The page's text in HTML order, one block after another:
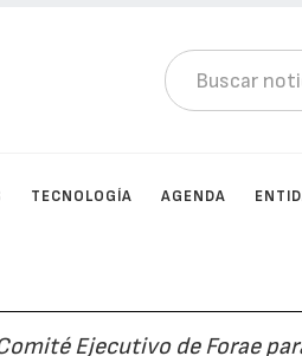
TECNOLOGÍA AGENDA
Ejecutivo de Forae